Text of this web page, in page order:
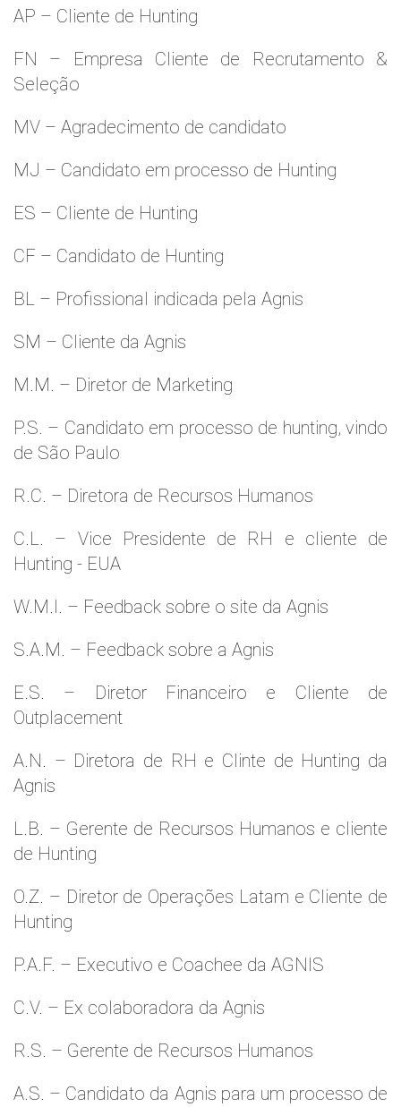
AP – Cliente de Hunting
FN – Empresa Cliente de Recrutamento &
Seleção
MV – Agradecimento de candidato
MJ – Candidato em processo de Hunting
ES – Cliente de Hunting
CF – Candidato de Hunting
BL – Profissional indicada pela Agnis
SM – Cliente da Agnis
M.M. – Diretor de Marketing
P.S. – Candidato em processo de hunting, vindo
de São Paulo
R.C. – Diretora de Recursos Humanos
C.L. – Vice Presidente de RH e cliente de
Hunting - EUA
W.M.l. – Feedback sobre o site da Agnis
S.A.M. – Feedback sobre a Agnis
E.S. – Diretor Financeiro e Cliente de
Outplacement
A.N. – Diretora de RH e Clinte de Hunting da
Agnis
L.B. – Gerente de Recursos Humanos e cliente
de Hunting
O.Z. – Diretor de Operações Latam e Cliente de
Hunting
P.A.F. – Executivo e Coachee da AGNIS
C.V. – Ex colaboradora da Agnis
R.S. – Gerente de Recursos Humanos
A.S. – Candidato da Agnis para um processo de